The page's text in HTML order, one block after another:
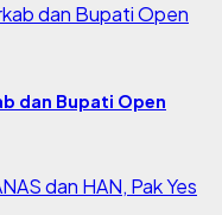
dan Bupati Open